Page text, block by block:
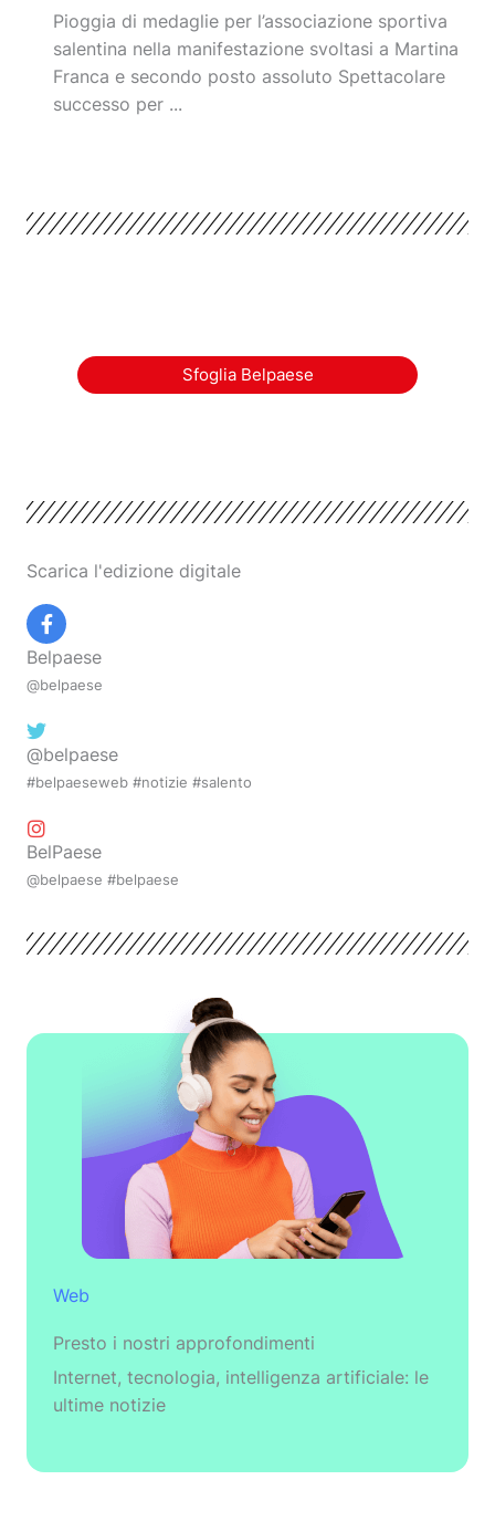
Pioggia di medaglie per l’associazione sportiva
salentina nella manifestazione svoltasi a Martina
Franca e secondo posto assoluto Spettacolare
successo per ...
Sfoglia Belpaese
Scarica l'edizione digitale
Belpaese
@belpaese
@belpaese
#belpaeseweb #notizie #salento
BelPaese
@belpaese #belpaese
Web
Presto i nostri approfondimenti
Internet, tecnologia, intelligenza artificiale: le
ultime notizie